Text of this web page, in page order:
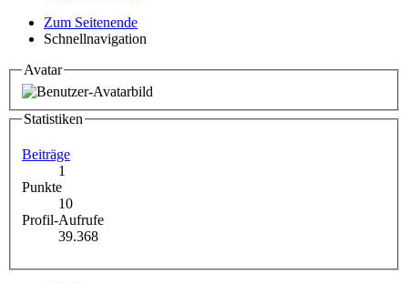
Zum Seitenende
Schnellnavigation
Avatar
Statistiken
Beiträge
1
Punkte
10
Profil-Aufrufe
39.368